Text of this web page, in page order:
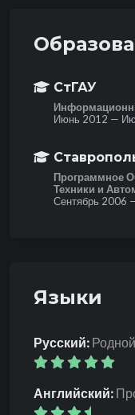
СтГАУ
Июнь 2012 —
Программное
Техники и
Сентябрь 2006
Языки
Русский: Родной
Английский: